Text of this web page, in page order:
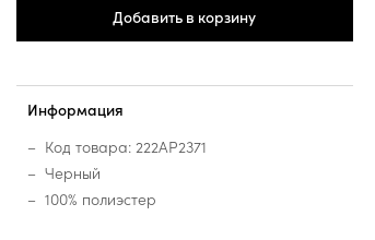
Добавить в корзину
Информация
Код товара: 222AP2371
Черный
100% полиэстер